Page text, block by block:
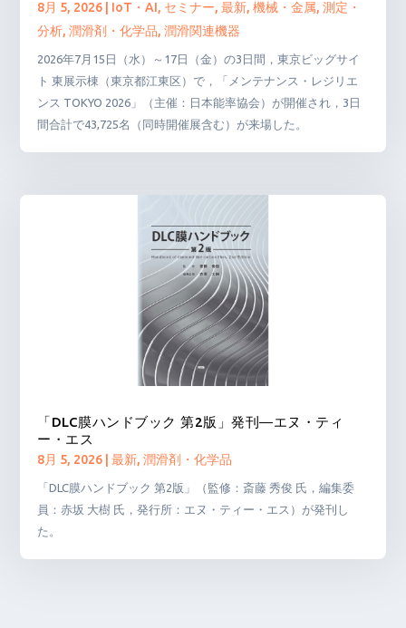
8月 5, 2026 IoT・AI, セミナー,最新,機械・金属,測定・
分析,潤滑剤・化学品,潤滑関連機器
2026年7月15日（水）～17日（金）の3日間，東京ビッグサイ
ト 東展示棟（東京都江東区）で，「メンテナンス・レジリエ
ンス TOKYO 2026」（主催：日本能率協会）が開催され，3日
間合計で43,725名（同時開催展含む）が来場した。
「DLC膜ハンドブック 第2版」発刊―エヌ・ティ
ー・エス
8月 5, 2026 |最新,潤滑剤・化学品
「DLC膜ハンドブック 第2版」（監修：斎藤 秀俊 氏，編集委
員：赤坂 大樹 氏，発行所：エヌ・ティー・エス）が発刊し
た。